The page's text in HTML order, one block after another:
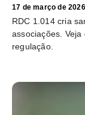
17 de março de 2026
RDC 1.014 cria
associações.
regulação.